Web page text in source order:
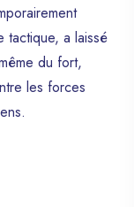
tactique, a laissé
du fort,
les forces